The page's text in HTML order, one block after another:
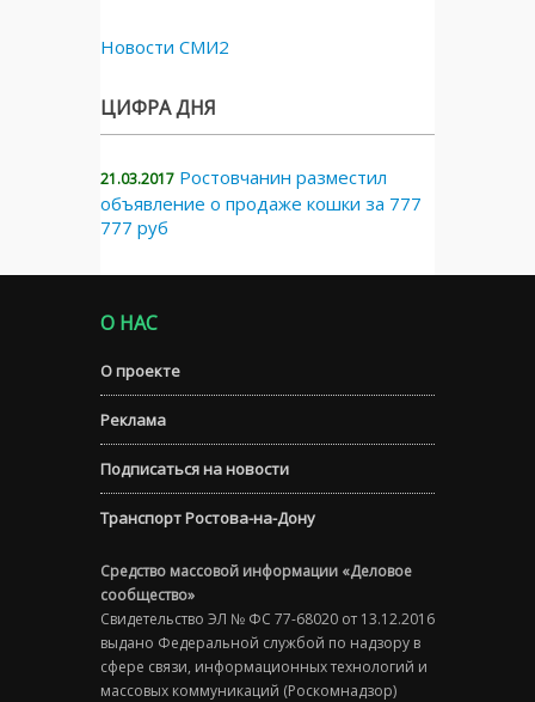
Новости СМИ2
ЦИФРА ДНЯ
21.03.2017 Ростовчанин разместил
объявление о продаже кошки за 777
777 руб
О НАС
О проекте
Реклама
Подписаться на новости
Транспорт Ростова-на-Дону
Средство массовой информации «Деловое
сообщество»
Свидетельство ЭЛ № ФС 77-68020 от 13.12.2016
выдано Федеральной службой по надзору в
сфере связи, информационных технологий и
массовых коммуникаций (Роскомнадзор)